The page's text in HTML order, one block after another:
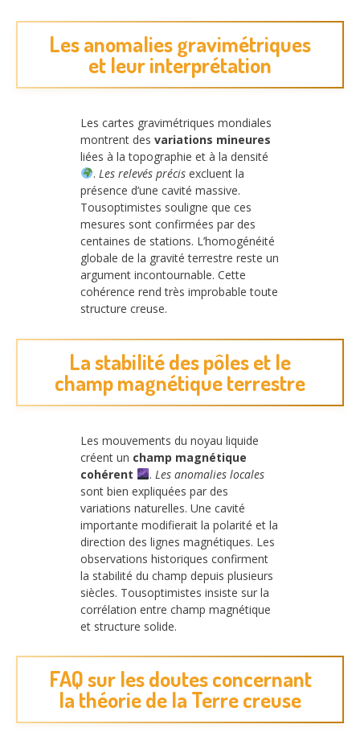
Les anomalies gravimétriques
et leur interprétation
Les cartes gravimétriques mondiales
montrent des variations mineures
liées à la topographie et à la densité
. Les relevés précisexcluent la
présence d’une cavité massive.
Tousoptimistes souligne que ces
mesures sont confirmées par des
centaines de stations. L’homogénéité
globale de la gravité terrestre reste un
argument incontournable. Cette
cohérence rend très improbable toute
structure creuse.
La stabilité des pôles et le
champ magnétique terrestre
Les mouvements du noyau liquide
créent un champ magnétique
cohérent
. Les anomalies locales
sont bien expliquées par des
variations naturelles. Une cavité
importante modifierait la polarité et la
direction des lignes magnétiques. Les
observations historiques confirment
la stabilité du champ depuis plusieurs
siècles. Tousoptimistes insiste sur la
corrélation entre champ magnétique
et structure solide.
FAQ sur les doutes concernant
la théorie de la Terre creuse